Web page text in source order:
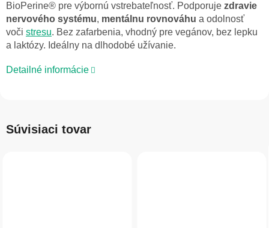
BioPerine® pre výbornú vstrebateľnosť. Podporuje zdravie
nervového systému, mentálnu rovnováhu a odolnosť
voči stresu. Bez zafarbenia, vhodný pre vegánov, bez lepku
a laktózy. Ideálny na dlhodobé užívanie.
Detailné informácie
Súvisiaci tovar